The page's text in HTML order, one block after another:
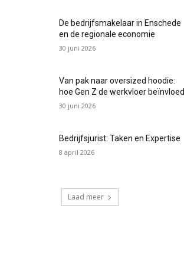
De bedrijfsmakelaar in Enschede
en de regionale economie
30 juni 2026
Van pak naar oversized hoodie:
hoe Gen Z de werkvloer beïnvloed
30 juni 2026
Bedrijfsjurist: Taken en Expertise
8 april 2026
Laad meer